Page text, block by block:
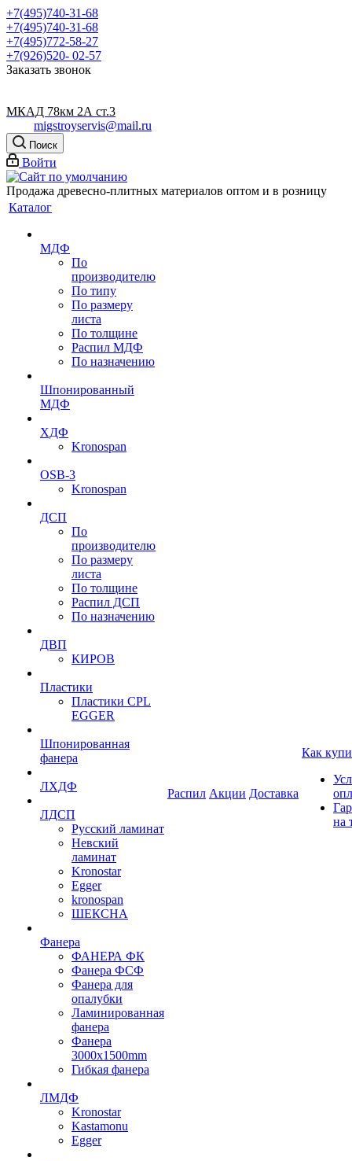
+7(495)740-31-68
+7(495)740-31-68
+7(495)772-58-27
+7(926)520- 02-57
Заказать звонок
МКАД 78км 2А ст.3
migstroyservis@mail.ru
Поиск
Войти
Продажа древесно-плитных материалов оптом и в розницу
Каталог
МДФ
По
производителю
По типу
По размеру
листа
По толщине
Распил МДФ
По назначению
Шпонированный
МДФ
ХДФ
Kronospan
OSB-3
Kronospan
ДСП
По
производителю
По размеру
листа
По толщине
Распил ДСП
По назначению
ДВП
КИРОВ
Пластики
Пластики CPL
EGGER
Шпонированная
фанера
ЛХДФ
ЛДСП
Русский ламинат
Невский
ламинат
Kronostar
Egger
kronospan
ШЕКСНА
Фанера
ФАНЕРА ФК
Фанера ФСФ
Фанера для
опалубки
Ламинированная
фанера
Фанера
3000х1500mm
Гибкая фанера
ЛМДФ
Kronostar
Kastamonu
Egger
Распил Акции Доставка
Как
на